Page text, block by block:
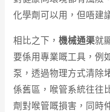
化學劑可以用，但唔建
相比之下，機械通渠就
要係用專業嘅工具，例
泵，透過物理方式清除
係舊區，喉管系統往往
劑對喉管嘅損害，同時